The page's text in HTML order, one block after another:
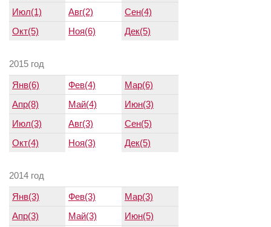
Июл(1)
Авг(2)
Сен(4)
Окт(5)
Ноя(6) Дек(5)
2015 год
Янв(6) Фев(4)
Мар(6)
Апр(8)
Май(4)
Июн(3)
Июл(3)
Авг(3)
Сен(5)
Окт(4)
Ноя(3) Дек(5)
2014 год
Янв(3) Фев(3)
Мар(3)
Апр(3)
Май(3)
Июн(5)